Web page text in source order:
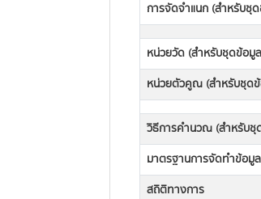
การจัดจำแนก (สำหรับชุ
หน่วยวัด (สำหรับชุดข้อมู
หน่วยตัวคูณ (สำหรับชุด
วิธีการคำนวณ (สำหรับชุ
มาตรฐานการจัดทำข้อมู
สถิติทางการ